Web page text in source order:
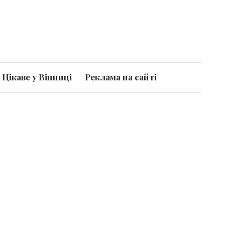
Цікаве у Вінниці Реклама на сайті